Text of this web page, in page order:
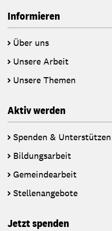
Informieren
Über uns
Unsere Arbeit
Unsere Themen
Aktiv werden
Spenden & Unterstützen
Bildungsarbeit
Gemeindearbeit
Stellenangebote
Jetzt spenden